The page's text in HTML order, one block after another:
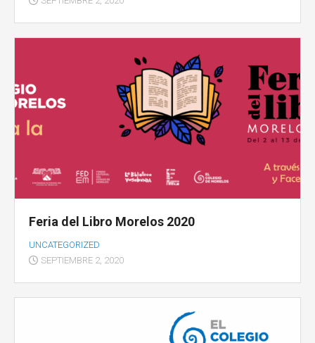
Feria del Libro Morelos 2020
UNCATEGORIZED
SEPTIEMBRE 2, 2020